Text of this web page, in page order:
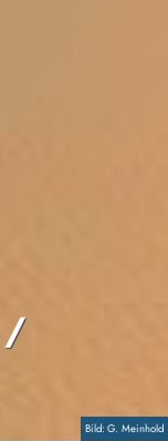
CopyrightG. Meinhold
/